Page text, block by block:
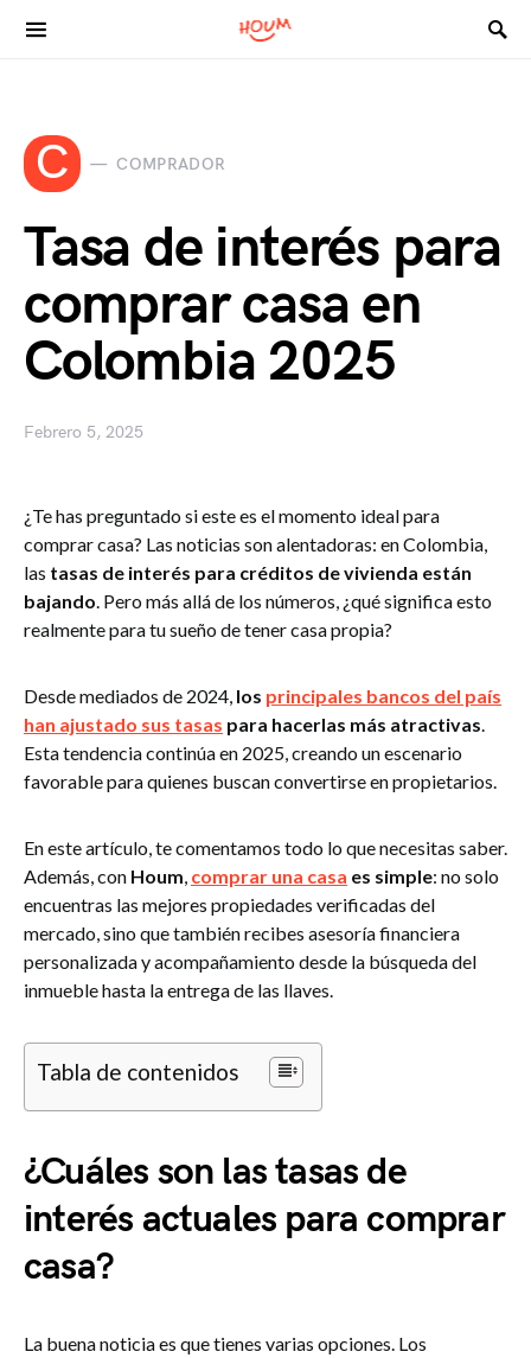
Search for:
C COMPRADOR
Tasa de interés para
comprar casa en
Colombia 2025
Febrero 5, 2025
¿Te has preguntado si este es el momento ideal para
comprar casa? Las noticias son alentadoras: en Colombia,
las tasas de interés para créditos de vivienda están
bajando. Pero más allá de los números, ¿qué significa esto
realmente para tu sueño de tener casa propia?
Desde mediados de 2024, los principales bancos del país
han ajustado sus tasas para hacerlas más atractivas.
Esta tendencia continúa en 2025, creando un escenario
favorable para quienes buscan convertirse en propietarios.
En este artículo, te comentamos todo lo que necesitas saber.
Además, con Houm, comprar una casa es simple: no solo
encuentras las mejores propiedades verificadas del
mercado, sino que también recibes asesoría financiera
personalizada y acompañamiento desde la búsqueda del
inmueble hasta la entrega de las llaves.
Tabla de contenidos
¿Cuáles son las tasas de
interés actuales para comprar
casa?
La buena noticia es que tienes varias opciones. Los